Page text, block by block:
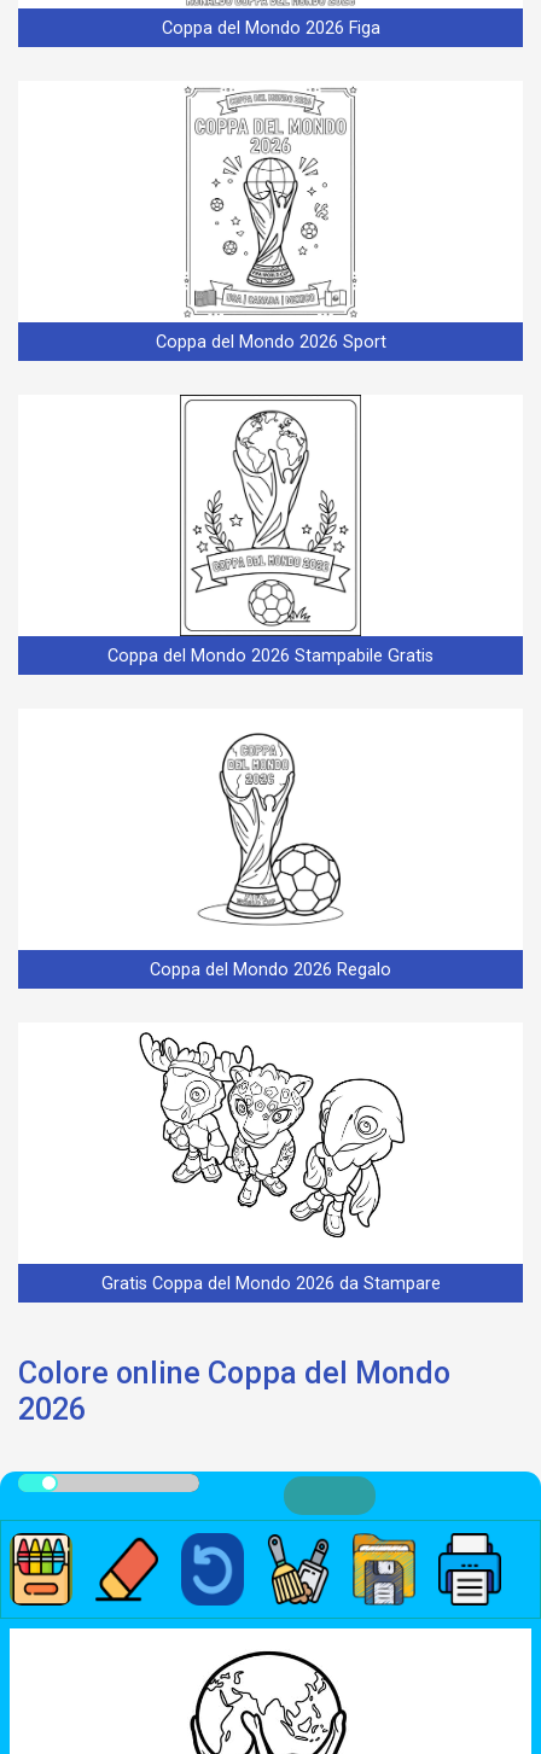
Coppa del Mondo 2026 Figa
Coppa del Mondo 2026 Sport
Coppa del Mondo 2026 Stampabile Gratis
Coppa del Mondo 2026 Regalo
Gratis Coppa del Mondo 2026 da Stampare
Colore online Coppa del Mondo
2026